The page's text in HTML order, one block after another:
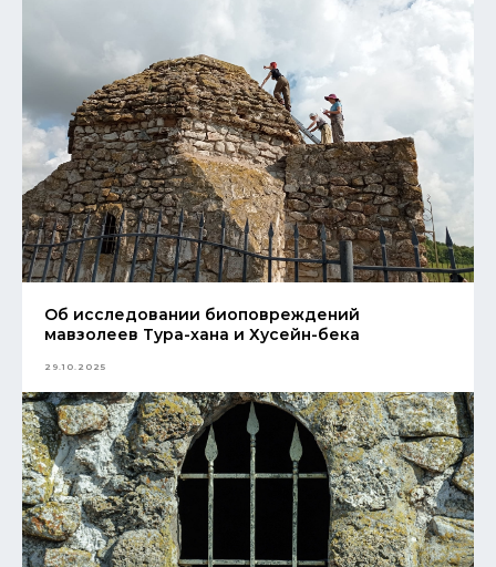
Об исследовании биоповреждений
мавзолеев Тура-хана и Хусейн-бека
29.10.2025